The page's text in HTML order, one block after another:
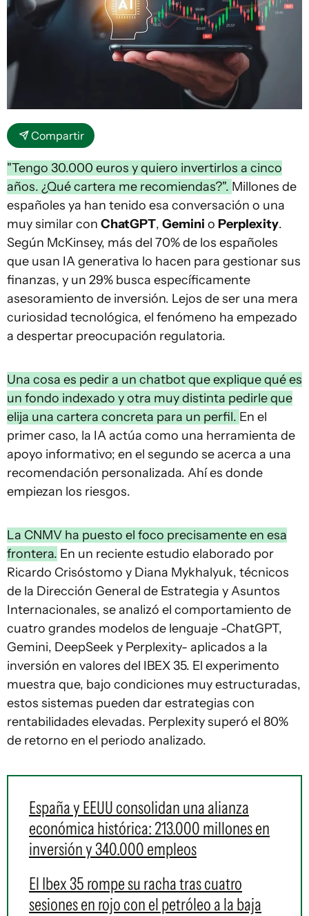
Compartir
"Tengo 30.000 euros y quiero invertirlos a cinco
años. ¿Qué cartera me recomiendas?". Millones de
españoles ya han tenido esa conversación o una
muy similar con ChatGPT, Gemini o Perplexity.
Según McKinsey, más del 70% de los españoles
que usan IA generativa lo hacen para gestionar sus
finanzas, y un 29% busca específicamente
asesoramiento de inversión. Lejos de ser una mera
curiosidad tecnológica, el fenómeno ha empezado
a despertar preocupación regulatoria.
Una cosa es pedir a un chatbot que explique qué es
un fondo indexado y otra muy distinta pedirle que
elija una cartera concreta para un perfil. En el
primer caso, la IA actúa como una herramienta de
apoyo informativo; en el segundo se acerca a una
recomendación personalizada. Ahí es donde
empiezan los riesgos.
La CNMV ha puesto el foco precisamente en esa
frontera. En un reciente estudio elaborado por
Ricardo Crisóstomo y Diana Mykhalyuk, técnicos
de la Dirección General de Estrategia y Asuntos
Internacionales, se analizó el comportamiento de
cuatro grandes modelos de lenguaje -ChatGPT,
Gemini, DeepSeek y Perplexity- aplicados a la
inversión en valores del IBEX 35. El experimento
muestra que, bajo condiciones muy estructuradas,
estos sistemas pueden dar estrategias con
rentabilidades elevadas. Perplexity superó el 80%
de retorno en el periodo analizado.
España y EEUU consolidan una alianza
económica histórica: 213.000 millones en
inversión y 340.000 empleos
El Ibex 35 rompe su racha tras cuatro
sesiones en rojo con el petróleo a la baja